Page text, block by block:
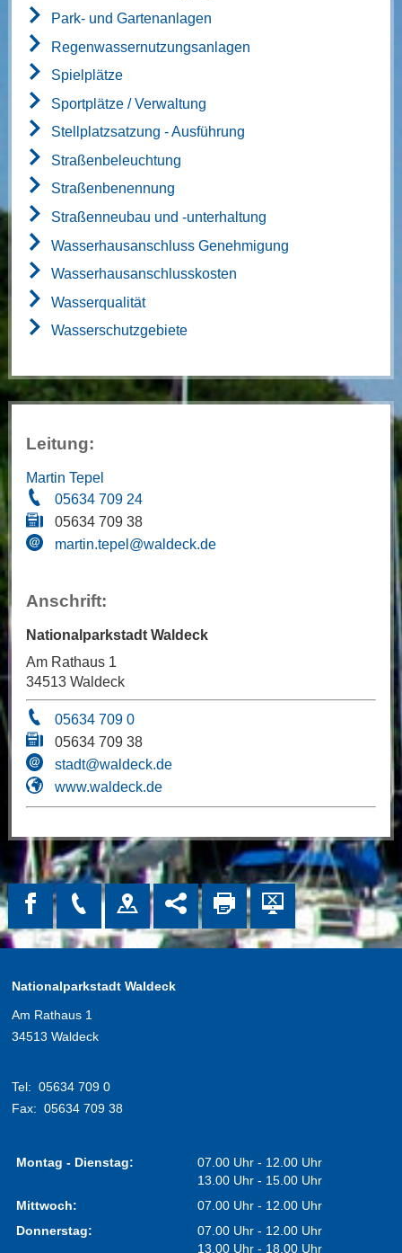
Park- und Gartenanlagen
Regenwassernutzungsanlagen
Spielplätze
Sportplätze / Verwaltung
Stellplatzsatzung - Ausführung
Straßenbeleuchtung
Straßenbenennung
Straßenneubau und -unterhaltung
Wasserhausanschluss Genehmigung
Wasserhausanschlusskosten
Wasserqualität
Wasserschutzgebiete
Leitung:
Martin Tepel
05634 709 24
05634 709 38
martin.tepel@waldeck.de
Anschrift:
Nationalparkstadt Waldeck
Am Rathaus 1
34513 Waldeck
05634 709 0
05634 709 38
stadt@waldeck.de
www.waldeck.de
Nationalparkstadt Waldeck
Am Rathaus 1
34513 Waldeck
Tel: 05634 709 0
Fax: 05634 709 38
Montag - Dienstag:
07.00 Uhr - 12.00 Uhr
13.00 Uhr - 15.00 Uhr
Mittwoch:
07.00 Uhr - 12.00 Uhr
Donnerstag:
07.00 Uhr - 12.00 Uhr
13.00 Uhr - 18.00 Uhr